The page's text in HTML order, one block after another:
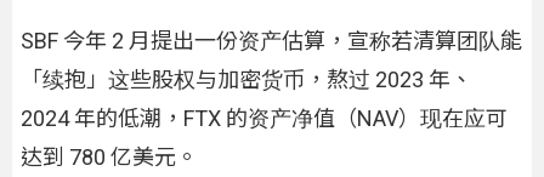
SBF 今年 2 月提出一份资产估算，宣称若清算团队能
「续抱」这些股权与加密货币，熬过 2023 年、
2024 年的低潮，FTX 的资产净值（NAV）现在应可
达到 780 亿美元。